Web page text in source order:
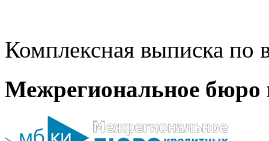
Комплексная выписка
Межрегиональное бюро